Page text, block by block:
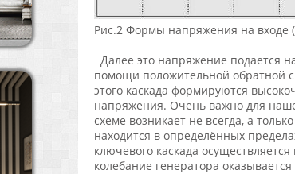
Рис.2 Формы напряжения на входе
Далее это напряжение подается
помощи положительной обратной
этого каскада формируются
напряжения. Очень важно для
схеме возникает не всегда, а
находится в определённых
ключевого каскада
колебание генератора